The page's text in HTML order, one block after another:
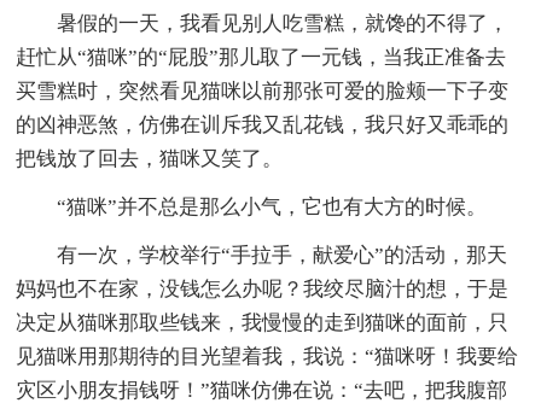
暑假的一天，我看见别人吃雪糕，就馋的不得了，
赶忙从“猫咪”的“屁股”那儿取了一元钱，当我正准备去
买雪糕时，突然看见猫咪以前那张可爱的脸颊一下子变
的凶神恶煞，仿佛在训斥我又乱花钱，我只好又乖乖的
把钱放了回去，猫咪又笑了。
“猫咪”并不总是那么小气，它也有大方的时候。
有一次，学校举行“手拉手，献爱心”的活动，那天
妈妈也不在家，没钱怎么办呢？我绞尽脑汁的想，于是
决定从猫咪那取些钱来，我慢慢的走到猫咪的面前，只
见猫咪用那期待的目光望着我，我说：“猫咪呀！我要给
灾区小朋友捐钱呀！”猫咪仿佛在说：“去吧，把我腹部